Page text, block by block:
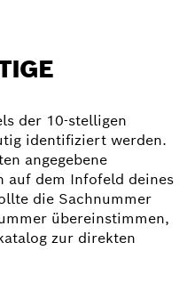
der 10-stelligen
identifiziert werden.
angegebene
auf dem Infofeld deines
die Sachnummer
übereinstimmen,
zur direkten